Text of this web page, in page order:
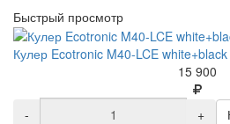
Быстрый просмотр
Кулер Ecotronic M40-LCE white+black
15 900
- +